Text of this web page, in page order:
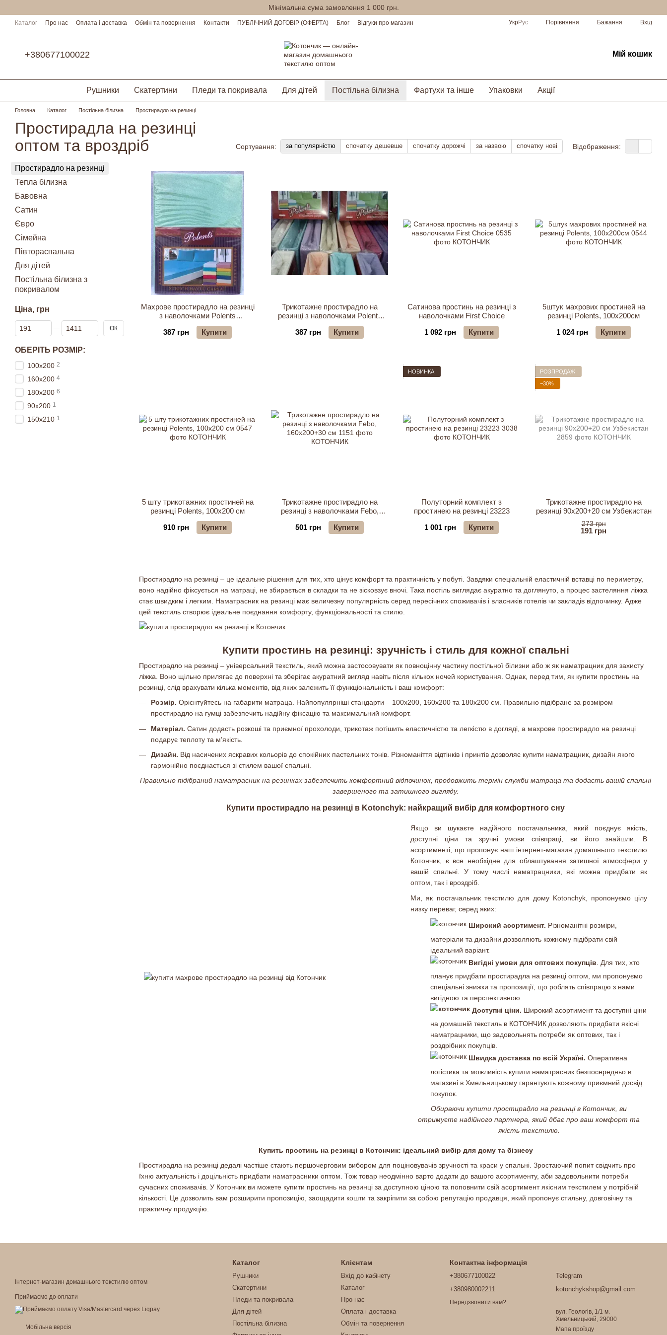
Мінімальна сума замовлення 1 000 грн.
Каталог Про нас Оплата і доставка Обмін та повернення Контакти ПУБЛІЧНИЙ ДОГОВІР (ОФЕРТА) Блог
Відгуки про магазин
УкрРус Порівняння Бажання Вхід
+380677100022 Мій кошик
Рушники Скатертини Пледи та покривала Для дітей Постільна білизна Фартухи та інше Упаковки Акції
Головна Каталог Постільна білизна Простирадло на резинці
Простирадла на резинці
оптом та вроздріб
Сортування: за популярністю спочатку дешевше спочатку дорожчі за назвою спочатку нові Відображення:
Простирадло на резинці – це ідеальне рішення для тих, хто цінує комфорт та практичність у побуті. Завдяки спеціальній еластичній вставці по периметру,
воно надійно фіксується на матраці, не збирається в складки та не зісковзує вночі. Така постіль виглядає акуратно та доглянуто, а процес застеляння ліжка
стає швидким і легким. Наматрасник на резинці має величезну популярність серед пересічних споживачів і власників готелів чи закладів відпочинку. Адже
цей текстиль створює ідеальне поєднання комфорту, функціональності та стилю.
Купити простинь на резинці: зручність і стиль для кожної спальні
Простирадло на резинці – універсальний текстиль, який можна застосовувати як повноцінну частину постільної білизни або ж як наматрацник для захисту
ліжка. Воно щільно прилягає до поверхні та зберігає акуратний вигляд навіть після кількох ночей користування. Однак, перед тим, як купити простинь на
резинці, слід врахувати кілька моментів, від яких залежить її функціональність і ваш комфорт:
Розмір. Орієнтуйтесь на габарити матраца. Найпопулярніші стандарти – 100x200, 160x200 та 180x200 см. Правильно підібране за розміром
простирадло на гумці забезпечить надійну фіксацію та максимальний комфорт.
Матеріал. Сатин додасть розкоші та приємної прохолоди, трикотаж потішить еластичністю та легкістю в догляді, а махрове простирадло на резинці
подарує теплоту та м’якість.
Дизайн. Від насичених яскравих кольорів до спокійних пастельних тонів. Різноманіття відтінків і принтів дозволяє купити наматрацник, дизайн якого
гармонійно поєднається зі стилем вашої спальні.
Правильно підібраний наматрасник на резинках забезпечить комфортний відпочинок, продовжить термін служби матраца та додасть вашій спальні
завершеного та затишного вигляду.
Купити простирадло на резинці в Kotonchyk: найкращий вибір для комфортного сну
Якщо ви шукаєте надійного постачальника, який поєднує якість,
доступні ціни та зручні умови співпраці, ви його знайшли. В
асортименті, що пропонує наш інтернет-магазин домашнього текстилю
Котончик, є все необхідне для облаштування затишної атмосфери у
вашій спальні. У тому числі наматрацники, які можна придбати як
оптом, так і вроздріб.
Ми, як постачальник текстилю для дому Kotonchyk, пропонуємо цілу
низку переваг, серед яких:
Широкий асортимент. Різноманітні розміри,
матеріали та дизайни дозволяють кожному підібрати свій
ідеальний варіант.
Вигідні умови для оптових покупців . Для тих, хто
планує придбати простирадла на резинці оптом, ми пропонуємо
спеціальні знижки та пропозиції, що роблять співпрацю з нами
вигідною та перспективною.
Доступні ціни. Широкий асортимент та доступні ціни
на домашній текстиль в КОТОНЧИК дозволяють придбати якісні
наматрацники, що задовольнять потреби як оптових, так і
роздрібних покупців.
Швидка доставка по всій Україні. Оперативна
логістика та можливість купити наматрасник безпосередньо в
магазині в Хмельницькому гарантують кожному приємний досвід
покупок.
Обираючи купити простирадло на резинці в Котончик, ви
отримуєте надійного партнера, який дбає про ваш комфорт та
якість текстилю.
Купить простинь на резинці в Котончик: ідеальний вибір для дому та бізнесу
Простирадла на резинці дедалі частіше стають першочерговим вибором для поціновувачів зручності та краси у спальні. Зростаючий попит свідчить про
їхню актуальність і доцільність придбати наматрасники оптом. Тож товар неодмінно варто додати до вашого асортименту, аби задовольнити потреби
сучасних споживачів. У Котончик ви можете купити простинь на резинці за доступною ціною та поповнити свій асортимент якісним текстилем у потрібній
кількості. Це дозволить вам розширити пропозицію, заощадити кошти та закріпити за собою репутацію продавця, який пропонує стильну, довговічну та
практичну продукцію.
Махрове простирадло на резинці
з наволочками Polents
180х200+30 см
387 грн
Купити
Трикотажне простирадло на
резинці з наволочками Polents
180х200+30 см
387 грн
Купити
Сатинова простинь на резинці з
наволочками First Choice
1 092 грн
Купити
5штук махрових простиней на
резинці Polents, 100х200см
1 024 грн
Купити
5 шту трикотажних простиней на
резинці Polents, 100х200 см
910 грн
Купити
Трикотажне простирадло на
резинці з наволочками Febo,
160х200+30 см
501 грн
Купити
НОВИНКА
Полуторний комплект з
простинею на резинці 23223
1 001 грн
Купити
РОЗПРОДАЖ
−30%
Трикотажне простирадло на
резинці 90х200+20 см Узбекистан
273 грн
191 грн
Простирадло на резинці
Тепла білизна
Бавовна
Сатин
Євро
Сімейна
Півтораспальна
Для дітей
Постільна білизна з
покривалом
Ціна, грн
Від Ціна, грн
До Ціна, грн ОК
ОБЕРІТЬ РОЗМІР:
100x200 2
160x200 4
180x200 6
90х200 1
150x210 1
Інтернет-магазин домашнього текстилю оптом
Приймаємо до оплати
Мобільна версія
Каталог
Рушники
Скатертини
Пледи та покривала
Для дітей
Постільна білизна
Клієнтам
Вхід до кабінету
Каталог
Про нас
Оплата і доставка
Обмін та повернення
Контактна інформація
+380677100022
+380980002211
Передзвонити вам?
Telegram
kotonchykshop@gmail.com
вул. Геологів, 1/1 м.
Хмельницький, 29000
Мапа проїзду